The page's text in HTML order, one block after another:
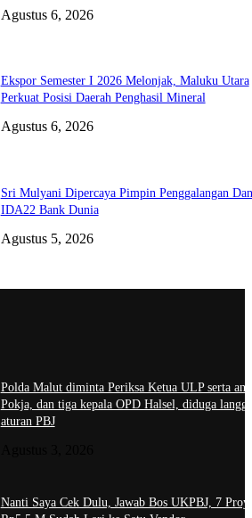
Agustus 6, 2026
Ekspor Semester I 2026 Melonjak, Maluku Utara
Perkuat Posisi Daerah Penghasil Mineral
Agustus 6, 2026
Sri Mulyani Dipercaya Pimpin Penggalangan
IDA22 Bank Dunia
Agustus 5, 2026
Polda Malut diminta Periksa Ketua ULP serta
Pokja, dan tiga kepala OPD Halsel, diduga
aturan PBJ
Nanti Saya Cek Dulu, Jawab Bos UKPBJ, 7